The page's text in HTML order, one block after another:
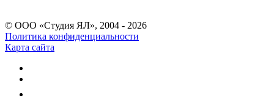
© ООО «Студия ЯЛ», 2004 - 2026
Политика конфиденциальности
Карта сайта